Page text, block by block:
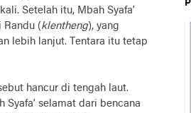
Setelah itu, Mbah Syafa’
(klentheng), yang
lebih lanjut. Tentara itu tetap
hancur di tengah laut.
selamat dari bencana